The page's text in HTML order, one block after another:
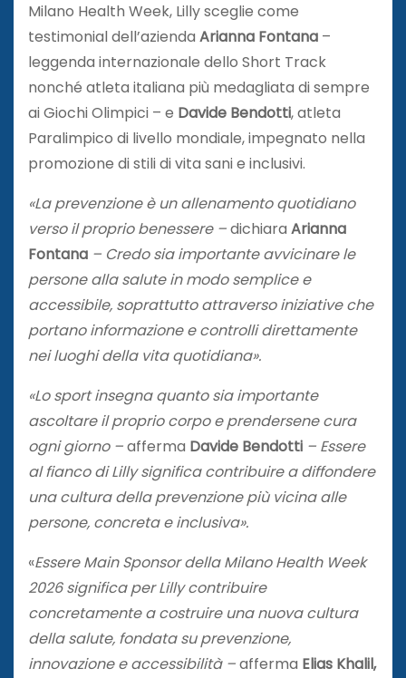
Milano Health Week, Lilly sceglie come
testimonial dell’azienda Arianna Fontana –
leggenda internazionale dello Short Track
nonché atleta italiana più medagliata di sempre
ai Giochi Olimpici – e Davide Bendotti, atleta
Paralimpico di livello mondiale, impegnato nella
promozione di stili di vita sani e inclusivi.
«La prevenzione è un allenamento quotidiano
verso il proprio benessere –dichiara Arianna
Fontana – Credo sia importante avvicinare le
persone alla salute in modo semplice e
accessibile, soprattutto attraverso iniziative che
portano informazione e controlli direttamente
nei luoghi della vita quotidiana».
«Lo sport insegna quanto sia importante
ascoltare il proprio corpo e prendersene cura
ogni giorno –afferma Davide Bendotti – Essere
al fianco di Lilly significa contribuire a diffondere
una cultura della prevenzione più vicina alle
persone, concreta e inclusiva».
«Essere Main Sponsor della Milano Health Week
2026 significa per Lilly contribuire
concretamente a costruire una nuova cultura
della salute, fondata su prevenzione,
innovazione e accessibilità –afferma Elias Khalil,